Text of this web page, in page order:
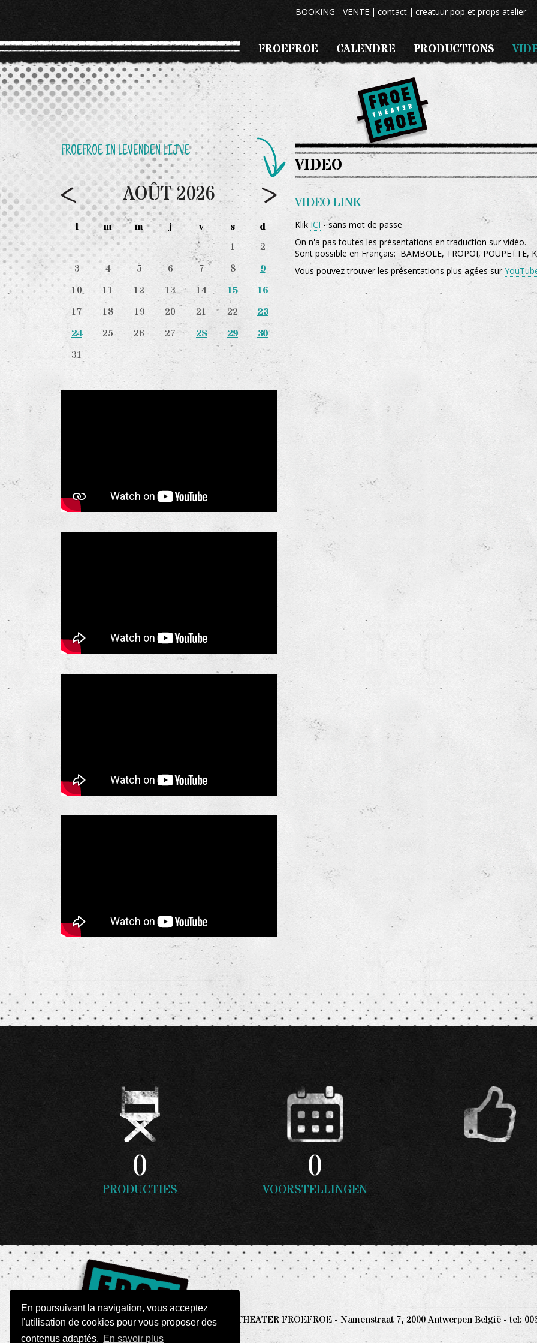
En poursuivant la navigation, vous acceptez
l'utilisation de cookies pour vous proposer des
contenus adaptés. En savoir plus
BOOKING - VENTE contact creatuur pop et props atelier
FROEFROE CALENDRE PRODUCTIONS
VIDEO
VIDEO LINK
Klik ICI - sans mot de passe
On n'a pas toutes les présentations en traduction sur vidéo.
Sont possible en Français: BAMBOLE, TROPOI, POUPETTE,
Vous pouvez trouver les présentations plus agées sur
FROEFROE IN LEVENDEN LIJVE
AOÛT2026
l m m j v s
d
1
2
3
4 5 6 7 8
9
10
11 12 13 14 15
16
17
18 19 20 21 22
23
24
25 26 27 28 29
30
31
0
PRODUCTIES
0
VOORSTELLINGEN
THEATER FROEFROE - Namenstraat 7, 2000 Antwerpen België - tel: